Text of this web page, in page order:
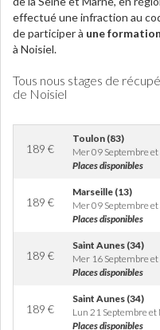
effectué une infraction au
de participer à une
à Noisiel.
Tous nous stages de
de Noisiel
189 €
Toulon (83)
Mer 09 Septembre
Places disponibles
189 €
Marseille (13)
Mer 09 Septembre
Places disponibles
189 €
Saint Aunes (34)
Mer 16 Septembre
Places disponibles
189 €
Saint Aunes (34)
Lun 21 Septembre
Places disponibles